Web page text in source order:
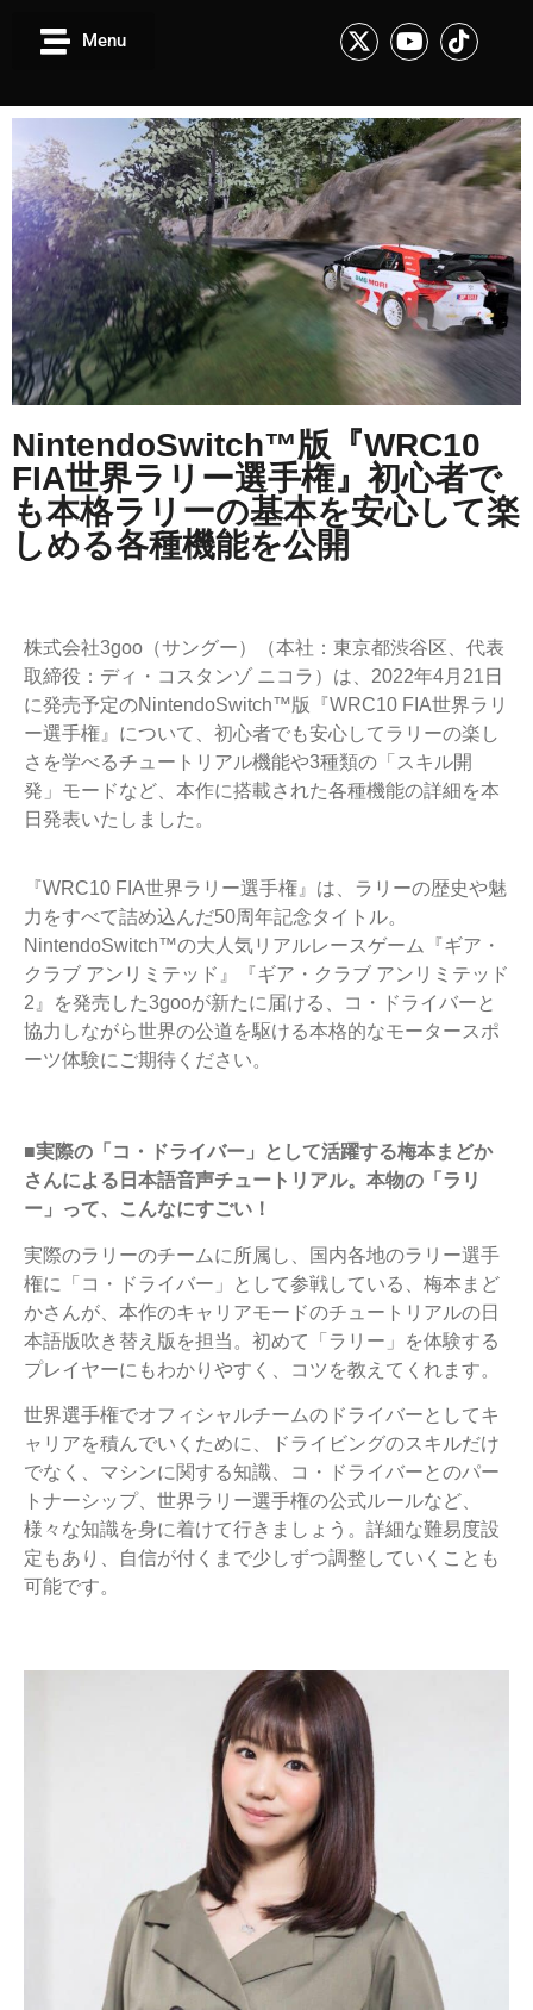
Menu
NintendoSwitch™版『WRC10
FIA世界ラリー選手権』初心者で
も本格ラリーの基本を安心して楽
しめる各種機能を公開
株式会社3goo（サングー）（本社：東京都渋谷区、代表
取締役：ディ・コスタンゾ ニコラ）は、2022年4月21日
に発売予定のNintendoSwitch™版『WRC10 FIA世界ラリ
ー選手権』について、初心者でも安心してラリーの楽し
さを学べるチュートリアル機能や3種類の「スキル開
発」モードなど、本作に搭載された各種機能の詳細を本
日発表いたしました。
『WRC10 FIA世界ラリー選手権』は、ラリーの歴史や魅
力をすべて詰め込んだ50周年記念タイトル。
NintendoSwitch™の大人気リアルレースゲーム『ギア・
クラブ アンリミテッド』『ギア・クラブ アンリミテッド
2』を発売した3gooが新たに届ける、コ・ドライバーと
協力しながら世界の公道を駆ける本格的なモータースポ
ーツ体験にご期待ください。
■実際の「コ・ドライバー」として活躍する梅本まどか
さんによる日本語音声チュートリアル。本物の「ラリ
ー」って、こんなにすごい！
実際のラリーのチームに所属し、国内各地のラリー選手
権に「コ・ドライバー」として参戦している、梅本まど
かさんが、本作のキャリアモードのチュートリアルの日
本語版吹き替え版を担当。初めて「ラリー」を体験する
プレイヤーにもわかりやすく、コツを教えてくれます。
世界選手権でオフィシャルチームのドライバーとしてキ
ャリアを積んでいくために、ドライビングのスキルだけ
でなく、マシンに関する知識、コ・ドライバーとのパー
トナーシップ、世界ラリー選手権の公式ルールなど、
様々な知識を身に着けて行きましょう。詳細な難易度設
定もあり、自信が付くまで少しずつ調整していくことも
可能です。